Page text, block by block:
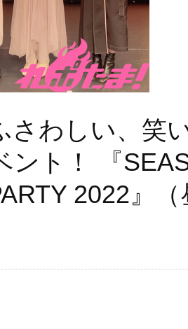
さわしい、笑
ント！ 『
2022』